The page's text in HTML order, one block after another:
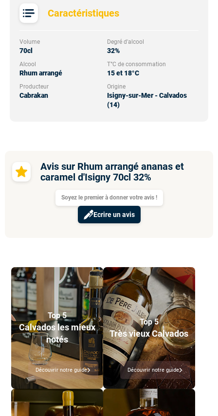
Caractéristiques
Volume
70cl
Degré d'alcool
32%
Alcool
Rhum arrangé
T°C de consommation
15 et 18°C
Producteur
Cabrakan
Origine
Isigny-sur-Mer - Calvados
(14)
Avis sur Rhum arrangé ananas et
caramel d'Isigny 70cl 32%
Soyez le premier à donner votre avis !
Ecrire un avis
Top 5
Calvados les mieux
notés
Découvrir notre guide
Top 5
Très vieux Calvados
Découvrir notre guide